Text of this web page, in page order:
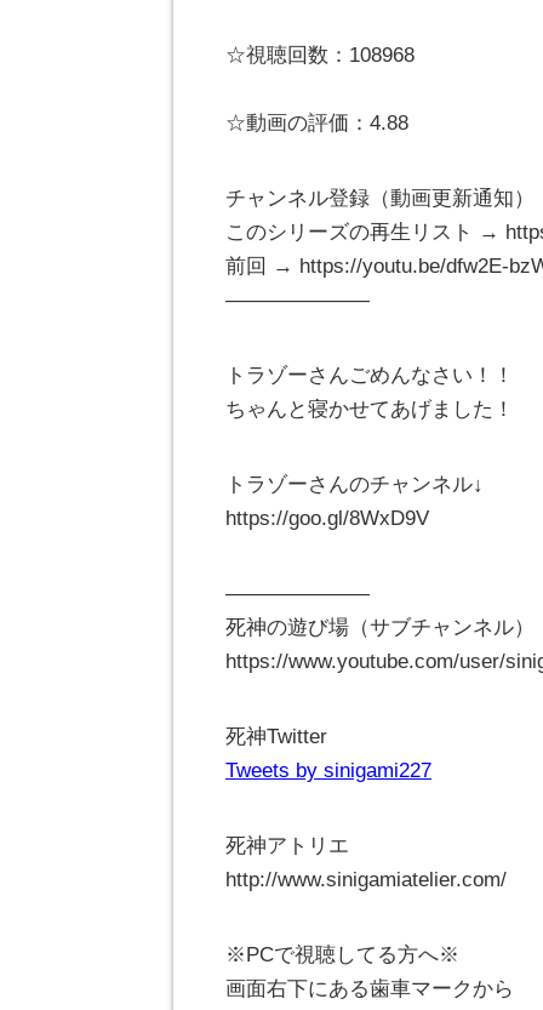
☆視聴回数：108968
☆動画の評価：4.88
チャンネル登録（動画更新通知
このシリーズの再生リスト →
前回 → https://youtu.be/dfw2E-
———————
トラゾーさんごめんなさい！！
ちゃんと寝かせてあげました！
トラゾーさんのチャンネル↓
https://goo.gl/8WxD9V
———————
死神の遊び場（サブチャンネル）
https://www.youtube.com/user/
死神Twitter
Tweets by sinigami227
死神アトリエ
http://www.sinigamiatelier.com/
※PCで視聴してる方へ※
画面右下にある歯車マークから